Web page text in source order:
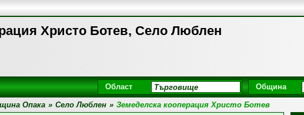
Христо Ботев, Село Люблен
Област Община
Опака » Село Люблен » Земеделска кооперация Христо Ботев